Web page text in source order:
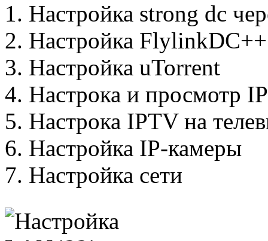
Настройка strong dc
Настройка
Настройка uTorrent
Настрока и просмотр
Настрока IPTV на
Настройка IP-камеры
Настройка сети